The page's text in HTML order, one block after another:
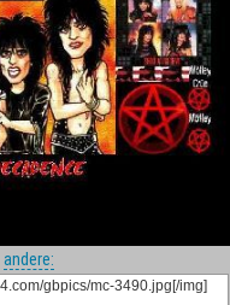
andere: